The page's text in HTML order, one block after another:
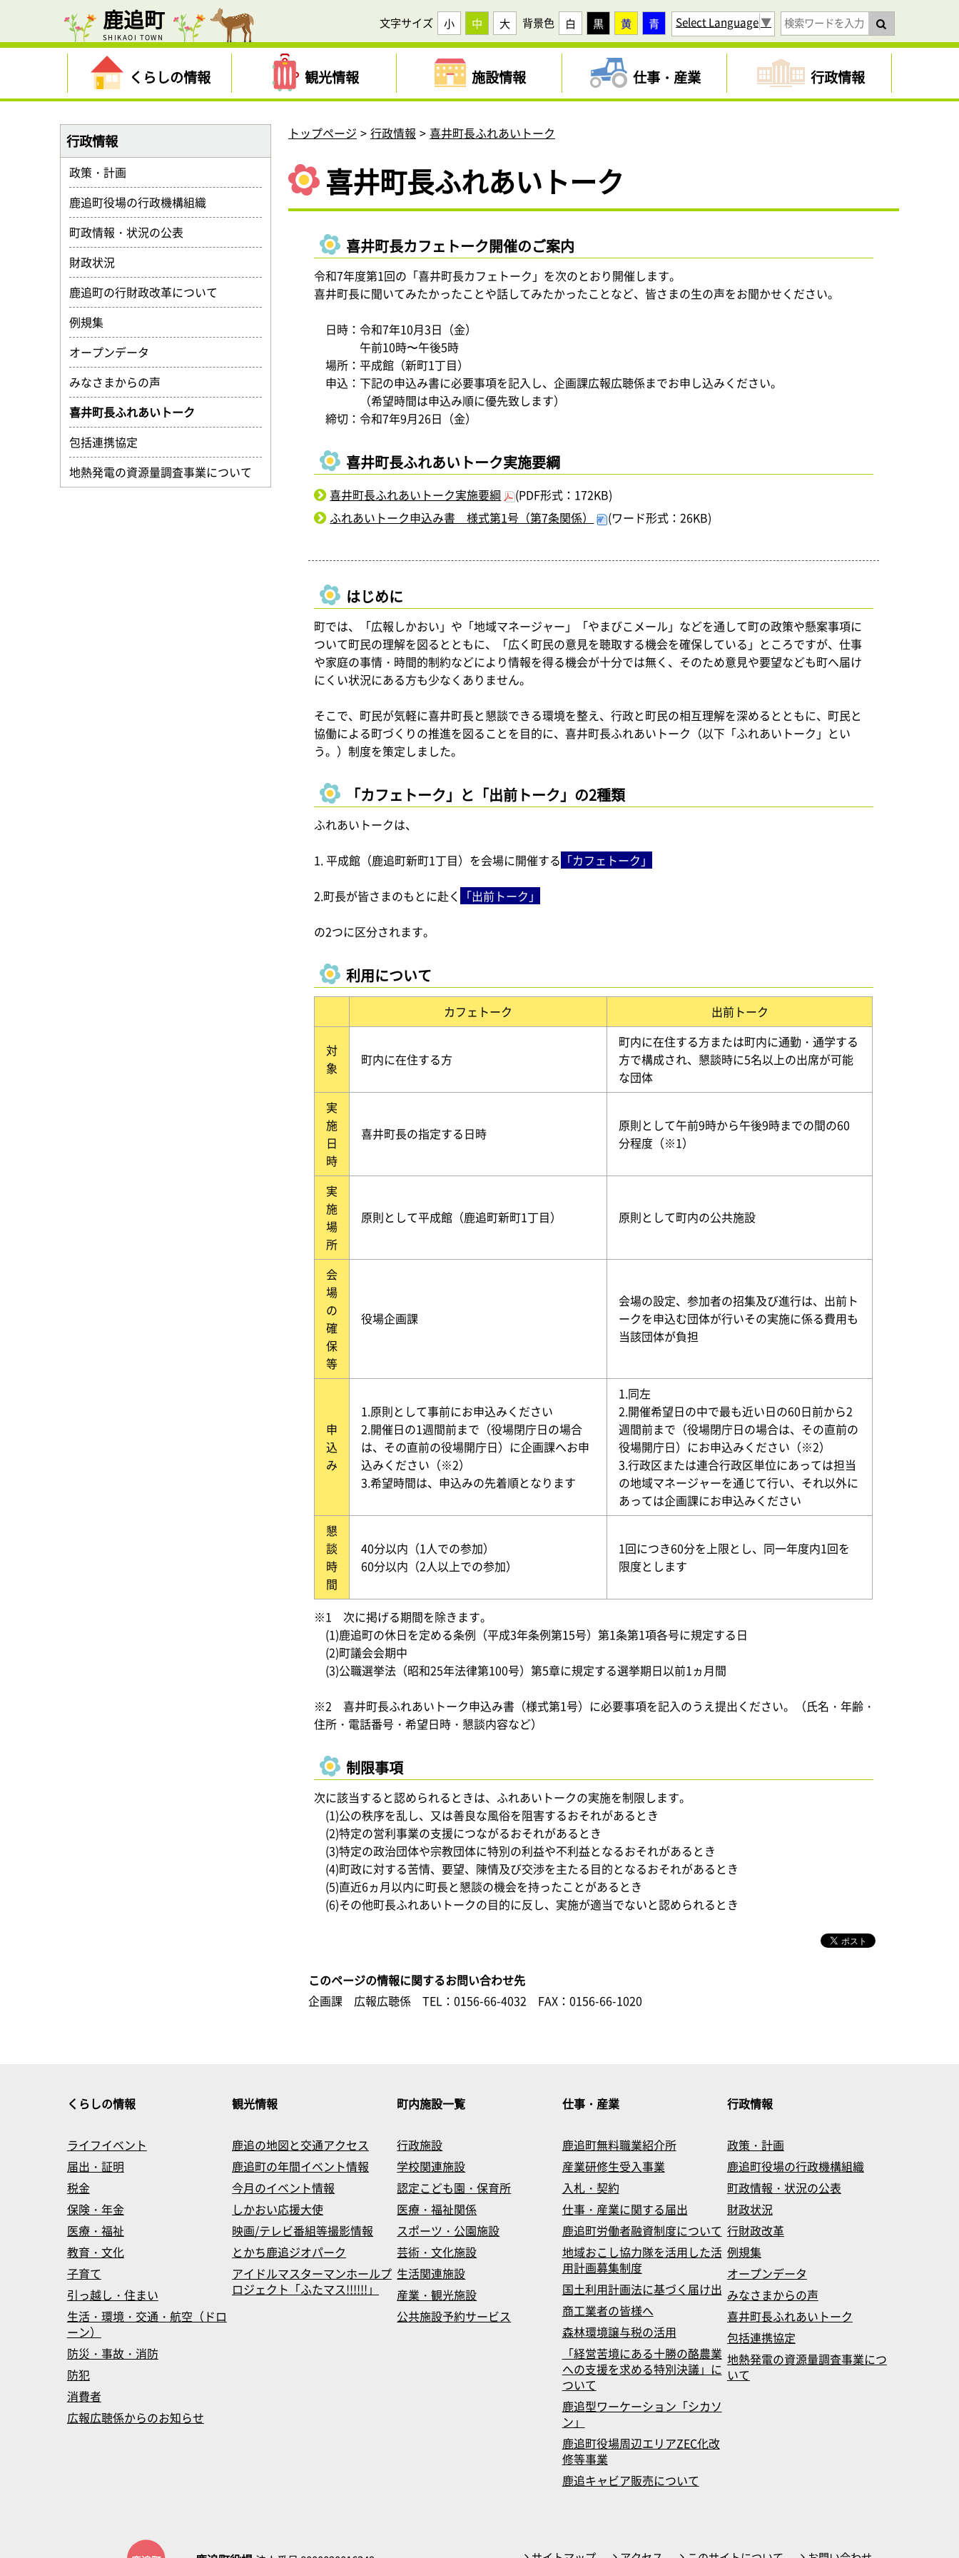
鹿追町
SHIKAOI TOWN
文字サイズ 小 中 大 背景色 白 黒 黄 青 Select Language▼
くらしの情報 観光情報 施設情報 仕事・産業 行政情報
トップページ 行政情報 喜井町長ふれあいトーク
喜井町長ふれあいトーク
喜井町長カフェトーク開催のご案内
令和7年度第1回の「喜井町長カフェトーク」を次のとおり開催します。
喜井町長に聞いてみたかったことや話してみたかったことなど、皆さまの生の声をお聞かせください。
日時：令和7年10月3日（金）
午前10時〜午後5時
場所：平成館（新町1丁目）
申込：下記の申込み書に必要事項を記入し、企画課広報広聴係までお申し込みください。
（希望時間は申込み順に優先致します）
締切：令和7年9月26日（金）
喜井町長ふれあいトーク実施要綱
喜井町長ふれあいトーク実施要綱
(PDF形式：172KB)
ふれあいトーク申込み書 様式第1号（第7条関係）
(ワード形式：26KB)
はじめに
町では、「広報しかおい」や「地域マネージャー」「やまびこメール」などを通して町の政策や懸案事項に
ついて町民の理解を図るとともに、「広く町民の意見を聴取する機会を確保している」ところですが、仕事
や家庭の事情・時間的制約などにより情報を得る機会が十分では無く、そのため意見や要望なども町へ届け
にくい状況にある方も少なくありません。
そこで、町民が気軽に喜井町長と懇談できる環境を整え、行政と町民の相互理解を深めるとともに、町民と
協働による町づくりの推進を図ることを目的に、喜井町長ふれあいトーク（以下「ふれあいトーク」とい
う。）制度を策定しました。
「カフェトーク」と「出前トーク」の2種類
ふれあいトークは、
平成館（鹿追町新町1丁目）を会場に開催する 「カフェトーク」
2.町長が皆さまのもとに赴く 「出前トーク」
の2つに区分されます。
利用について
カフェトーク 出前トーク
対
象
町内に在住する方
町内に在住する方または町内に通勤・通学する
方で構成され、懇談時に5名以上の出席が可能
な団体
実
施
日
時
喜井町長の指定する日時
原則として午前9時から午後9時までの間の60
分程度（※1）
実
施
場
所
原則として平成館（鹿追町新町1丁目） 原則として町内の公共施設
会
場
の
確
保
等
役場企画課
会場の設定、参加者の招集及び進行は、出前ト
ークを申込む団体が行いその実施に係る費用も
当該団体が負担
申
込
み
1.原則として事前にお申込みください
2.開催日の1週間前まで（役場閉庁日の場合
は、その直前の役場開庁日）に企画課へお申
込みください（※2）
3.希望時間は、申込みの先着順となります
1.同左
2.開催希望日の中で最も近い日の60日前から2
週間前まで（役場閉庁日の場合は、その直前の
役場開庁日）にお申込みください（※2）
3.行政区または連合行政区単位にあっては担当
の地域マネージャーを通じて行い、それ以外に
あっては企画課にお申込みください
懇
談
時
間
40分以内（1人での参加）
60分以内（2人以上での参加）
1回につき60分を上限とし、同一年度内1回を
限度とします
※1 次に掲げる期間を除きます。
(1)鹿追町の休日を定める条例（平成3年条例第15号）第1条第1項各号に規定する日
(2)町議会会期中
(3)公職選挙法（昭和25年法律第100号）第5章に規定する選挙期日以前1ヵ月間
※2 喜井町長ふれあいトーク申込み書（様式第1号）に必要事項を記入のうえ提出ください。（氏名・年齢・
住所・電話番号・希望日時・懇談内容など）
制限事項
次に該当すると認められるときは、ふれあいトークの実施を制限します。
(1)公の秩序を乱し、又は善良な風俗を阻害するおそれがあるとき
(2)特定の営利事業の支援につながるおそれがあるとき
(3)特定の政治団体や宗教団体に特別の利益や不利益となるおそれがあるとき
(4)町政に対する苦情、要望、陳情及び交渉を主たる目的となるおそれがあるとき
(5)直近6ヵ月以内に町長と懇談の機会を持ったことがあるとき
(6)その他町長ふれあいトークの目的に反し、実施が適当でないと認められるとき
このページの情報に関するお問い合わせ先
企画課 広報広聴係
TEL：0156-66-4032 FAX：0156-66-1020
行政情報
政策・計画
鹿追町役場の行政機構組織
町政情報・状況の公表
財政状況
鹿追町の行財政改革について
例規集
オープンデータ
みなさまからの声
喜井町長ふれあいトーク
包括連携協定
地熱発電の資源量調査事業について
くらしの情報
ライフイベント
届出・証明
税金
保険・年金
医療・福祉
教育・文化
子育て
引っ越し・住まい
生活・環境・交通・航空（ドロ
ーン）
防災・事故・消防
防犯
消費者
広報広聴係からのお知らせ
観光情報
鹿追の地図と交通アクセス
鹿追町の年間イベント情報
今月のイベント情報
しかおい応援大使
映画/テレビ番組等撮影情報
とかち鹿追ジオパーク
アイドルマスターマンホールプ
ロジェクト「ふたマス!!!!!!」
町内施設一覧
行政施設
学校関連施設
認定こども園・保育所
医療・福祉関係
スポーツ・公園施設
芸術・文化施設
生活関連施設
産業・観光施設
公共施設予約サービス
仕事・産業
鹿追町無料職業紹介所
産業研修生受入事業
入札・契約
仕事・産業に関する届出
鹿追町労働者融資制度について
地域おこし協力隊を活用した活
用計画募集制度
国土利用計画法に基づく届け出
商工業者の皆様へ
森林環境譲与税の活用
「経営苦境にある十勝の酪農業
への支援を求める特別決議」に
ついて
鹿追型ワーケーション「シカソ
ン」
鹿追町役場周辺エリアZEC化改
修等事業
鹿追キャビア販売について
行政情報
政策・計画
鹿追町役場の行政機構組織
町政情報・状況の公表
財政状況
行財政改革
例規集
オープンデータ
みなさまからの声
喜井町長ふれあいトーク
包括連携協定
地熱発電の資源量調査事業につ
いて